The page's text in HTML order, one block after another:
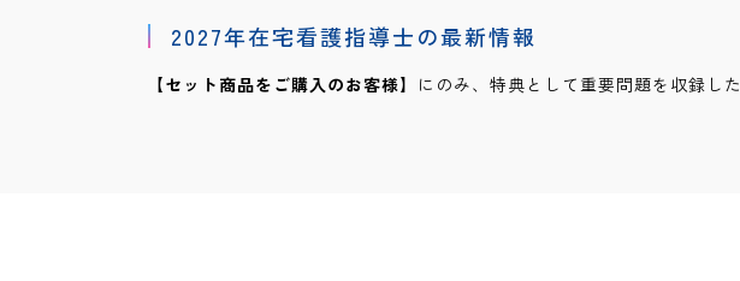
2027年在宅看護指導士の最新情報
【セット商品をご購入のお客様】 にのみ、特典として重要問題を収録した